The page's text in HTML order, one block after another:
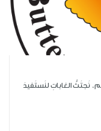
نَجتَثُّ الغاباتِ لنَستَفيدَ